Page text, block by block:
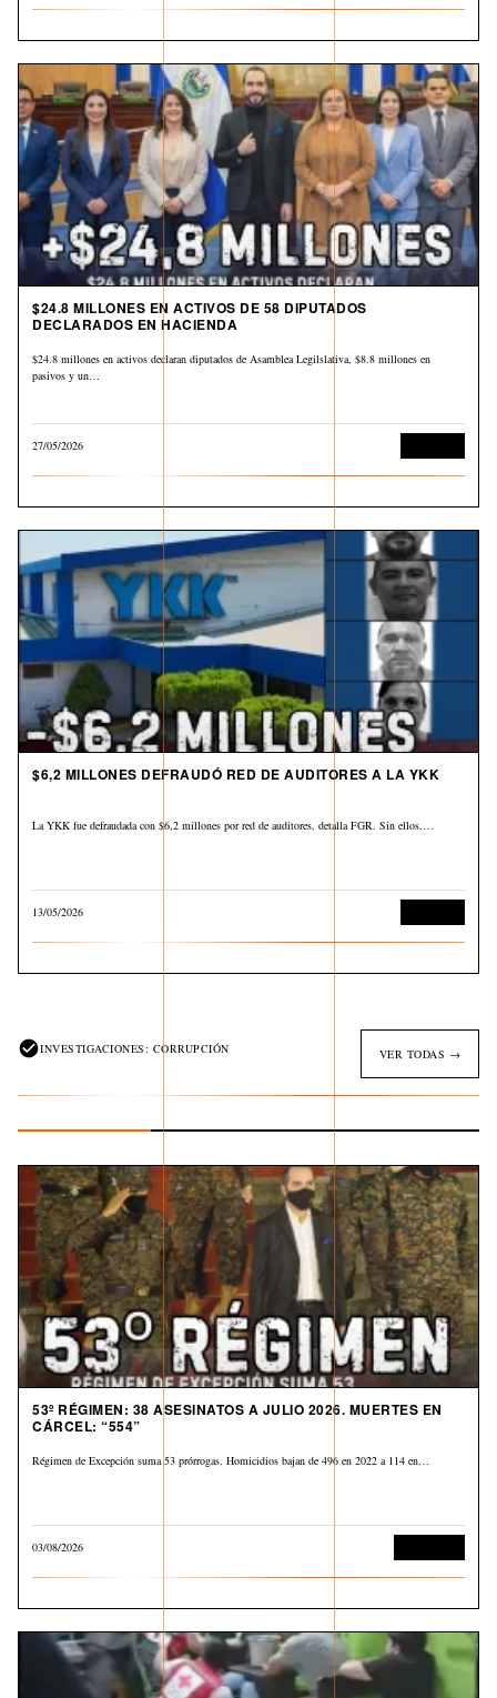
$24.8 MILLONES EN ACTIVOS DE 58 DIPUTADOS
DECLARADOS EN HACIENDA
$24.8 millones en activos declaran diputados de Asamblea Legilslativa, $8.8 millones en
pasivos y un…
27/05/2026
$6,2 MILLONES DEFRAUDÓ RED DE AUDITORES A LA YKK
La YKK fue defraudada con $6,2 millones por red de auditores, detalla FGR. Sin ellos,…
13/05/2026
INVESTIGACIONES: CORRUPCIÓN VER TODAS →
53º RÉGIMEN: 38 ASESINATOS A JULIO 2026. MUERTES EN
CÁRCEL: “554”
Régimen de Excepción suma 53 prórrogas. Homicidios bajan de 496 en 2022 a 114 en…
03/08/2026